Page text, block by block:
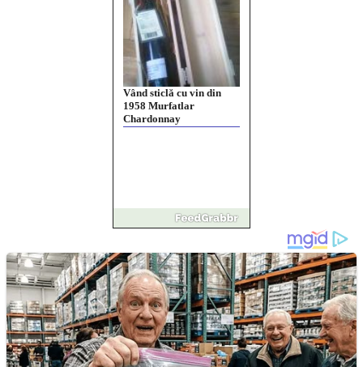
Împrumut si investitii
Ofera def între special
Vând domeniu+website
de publicitate de tip
Adsense